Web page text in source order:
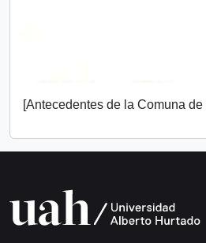
[Antecedentes de la Comuna